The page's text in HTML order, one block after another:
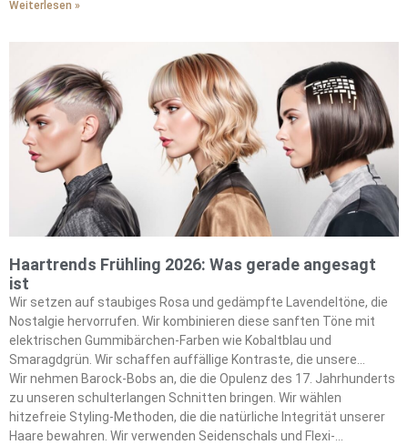
Formulierungen. Wir inspirieren Vintage-Ästhetik mit unseren
unsere futuristischen Metallics voran. Wir drücken chromatischen
Optimismus in unseren Farbpaletten aus. Wir verbinden uns durch
warme Töne, die wir perfektioniert haben. Wir mischen sanfte
Brauntöne mit unseren charakteristischen Techniken. Wir
integrieren gedämpfte Pinktöne in unsere saisonalen Angebote.
Wir entwickeln nachhaltige Formulierungen für unsere bewussten
Kunden. Wir setzen strategische Peekaboo-Highlights, die wir
gemeistert haben. Wir machen Experimentieren durch unsere
Methoden zugänglich. Wir verwandeln bindungsscheue Coloristen
mit unseren Ansätzen. Wir führen die Bewegung jenseits
vorhersehbarer Highlights an.
Weiterlesen »
Haartrends Frühling 2026: Was gerade angesagt
ist
Wir setzen auf staubiges Rosa und gedämpfte Lavendeltöne, die
Nostalgie hervorrufen. Wir kombinieren diese sanften Töne mit
elektrischen Gummibärchen-Farben wie Kobaltblau und
Smaragdgrün. Wir schaffen auffällige Kontraste, die unsere
Frühlings-Ästhetik definieren.
Wir nehmen Barock-Bobs an, die die Opulenz des 17. Jahrhunderts
zu unseren schulterlangen Schnitten bringen. Wir wählen
hitzefreie Styling-Methoden, die die natürliche Integrität unserer
Haare bewahren. Wir verwenden Seidenschals und Flexi-